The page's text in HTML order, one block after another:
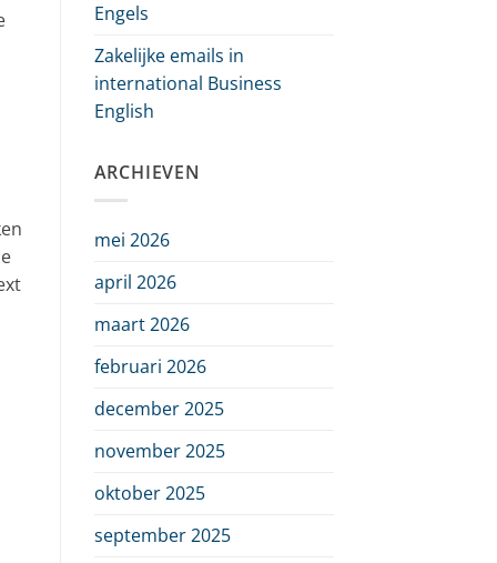
Engels
Zakelijke emails in
international Business
English
ARCHIEVEN
mei 2026
april 2026
maart 2026
februari 2026
december 2025
november 2025
oktober 2025
september 2025